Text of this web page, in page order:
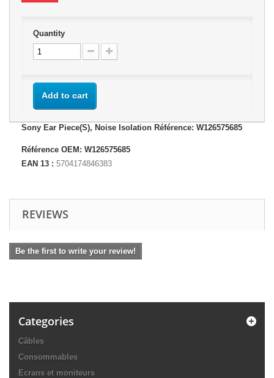
Quantity
Add to cart
Sony Ear Piece(S), Noise Isolation Référence: W126575685
Référence OEM: W126575685
EAN 13 : 5704174846383
REVIEWS
Be the first to write your review!
Categories
Câbles
Consommables
Ecrans et moniteurs